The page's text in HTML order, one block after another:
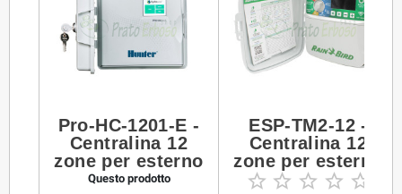
Pro-HC-1201-E -
Centralina 12
zone per esterno
Questo prodotto
ESP-TM2-12 -
Centralina 12
zone per esterno
    